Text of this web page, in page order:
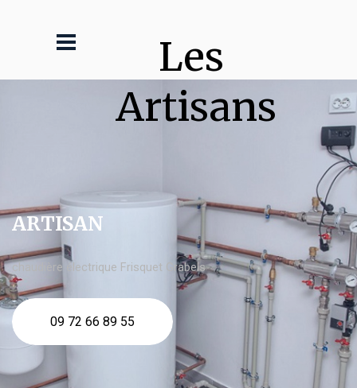
Les
Artisans
ARTISAN
chaudière électrique Frisquet Grabels
09 72 66 89 55